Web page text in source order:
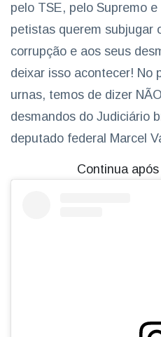
pelo TSE, pelo Supremo
petistas querem subjugar
corrupção e aos seus
deixar isso acontecer! No
urnas, temos de dizer
desmandos do Judiciário
deputado federal Marcel
Continua